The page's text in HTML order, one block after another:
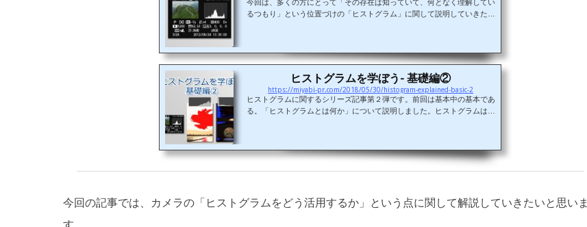
今回は、多くの方にとって「その存在は知っていて、何となく理解してい
るつもり」という位置づけの「ヒストグラム」に関して説明していきたい
のX軸 ヒストグラムのY軸 写真をヒストグラムに変換 2018年5月30日にヒ
ストグラムに関するシリーズ記事の第2弾をアップしましたのでこちらも
お読みください。2018年5月...
ヒストグラムを学ぼう- 基礎編②
https://miyabi-pr.com/2018/05/30/histogram-explained-basic-2
ヒストグラムに関するシリーズ記事第２弾です。前回は基本中の基本であ
る。「ヒストグラムとは何か」について説明しました。ヒストグラムは写
は、「ヒストグラムの見方」をしっかりと理解し、「正しい露出（明る
さ）で写真を撮影しましょう」という話をしていきます。 まずは、ヒス
今回の記事では、カメラの「ヒストグラムをどう活用するか」という点に関して解説していきたいと思いま